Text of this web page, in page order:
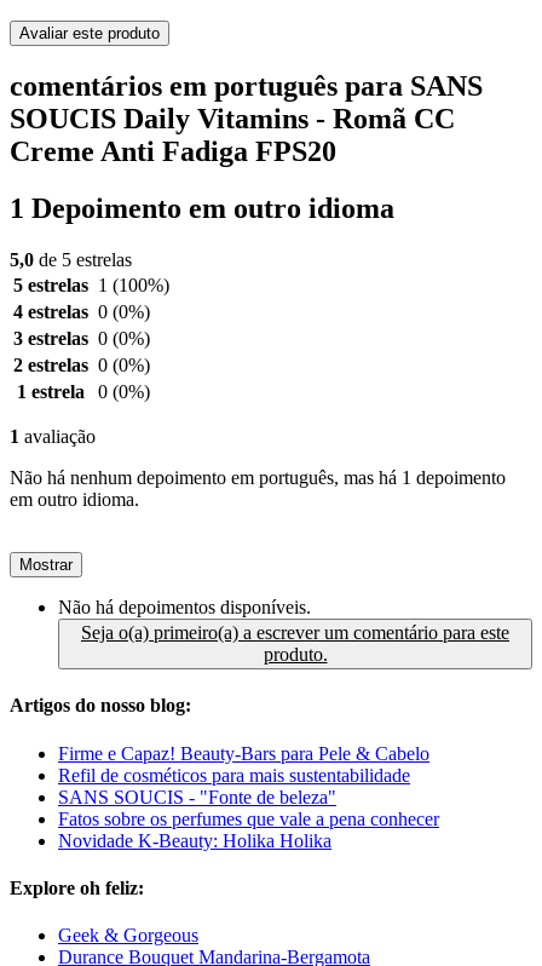
Avaliar este produto
comentários em português para SANS
SOUCIS Daily Vitamins - Romã CC
Creme Anti Fadiga FPS20
1 Depoimento em outro idioma
5,0 de 5 estrelas
5 estrelas 1 (100%)
4 estrelas 0 (0%)
3 estrelas 0 (0%)
2 estrelas 0 (0%)
1 estrela
0 (0%)
1 avaliação
Não há nenhum depoimento em português, mas há 1 depoimento
em outro idioma.
Mostrar
Não há depoimentos disponíveis.
Seja o(a) primeiro(a) a escrever um comentário para este
produto.
Artigos do nosso blog:
Firme e Capaz! Beauty-Bars para Pele & Cabelo
Refil de cosméticos para mais sustentabilidade
SANS SOUCIS - "Fonte de beleza"
Fatos sobre os perfumes que vale a pena conhecer
Novidade K-Beauty: Holika Holika
Explore oh feliz:
Geek & Gorgeous
Durance Bouquet Mandarina-Bergamota